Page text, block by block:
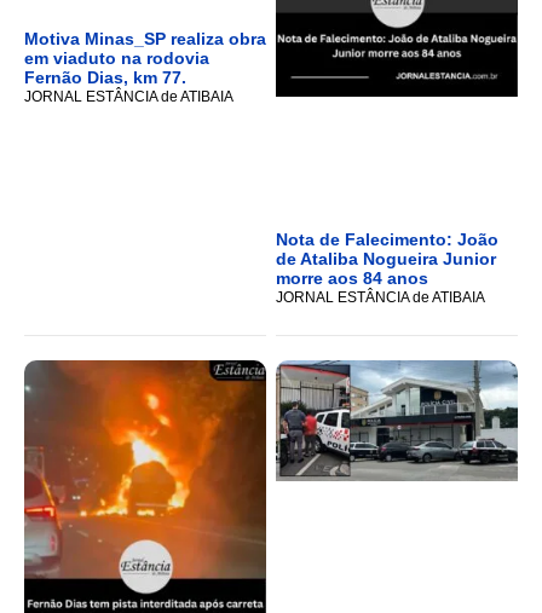
Motiva Minas_SP realiza obra
em viaduto na rodovia
Fernão Dias, km 77.
JORNAL ESTÂNCIA de ATIBAIA
Nota de Falecimento: João
de Ataliba Nogueira Junior
morre aos 84 anos
JORNAL ESTÂNCIA de ATIBAIA